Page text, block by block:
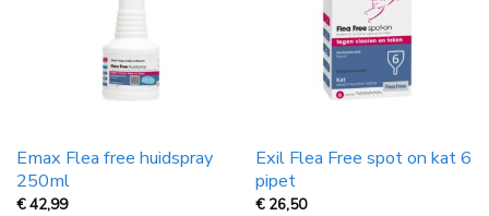
Emax Flea free huidspray
250ml
€42,99
Exil Flea Free spot on kat 6
pipet
€ 26,50